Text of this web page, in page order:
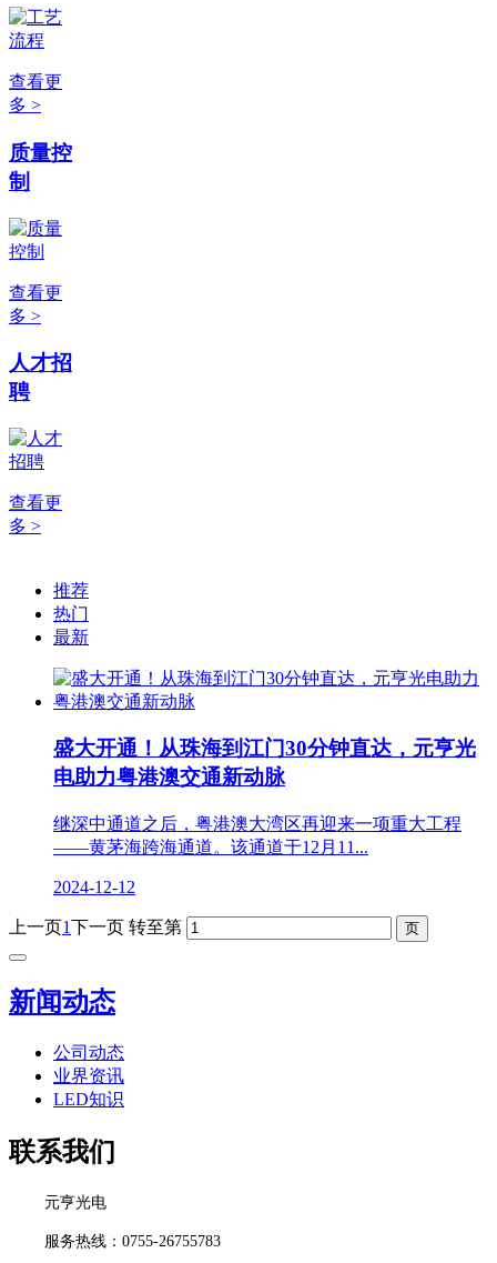
查看更
多 >
质量控
制
查看更
多 >
人才招
聘
查看更
多 >
推荐
热门
最新
盛大开通！从珠海到江门30分钟直达，元亨光
电助力粤港澳交通新动脉
继深中通道之后，粤港澳大湾区再迎来一项重大工程
——黄茅海跨海通道。该通道于12月11...
2024-12-12
上一页1下一页 转至第
新闻动态
公司动态
业界资讯
LED知识
联系我们
元亨光电
服务热线：0755-26755783